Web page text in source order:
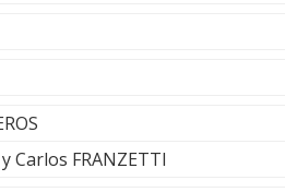
Carlos FRANZETTI